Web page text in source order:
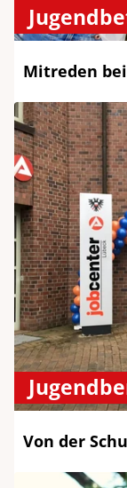
Mitreden
Von der